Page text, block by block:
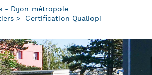
- Dijon métropole
Certification Qualiopi